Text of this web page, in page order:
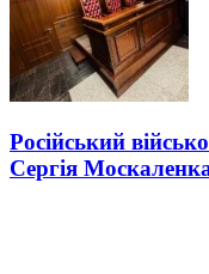
Російський
Сергія